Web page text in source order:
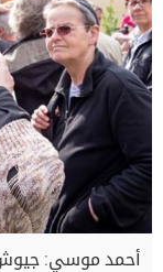
أحمد موسي: جيوش